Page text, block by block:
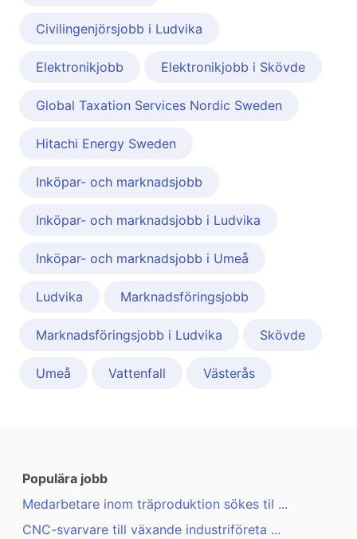
Civilingenjörsjobb i Ludvika
Elektronikjobb Elektronikjobb i Skövde
Global Taxation Services Nordic Sweden
Hitachi Energy Sweden
Inköpar- och marknadsjobb
Inköpar- och marknadsjobb i Ludvika
Inköpar- och marknadsjobb i Umeå
Ludvika Marknadsföringsjobb
Marknadsföringsjobb i Ludvika Skövde
Umeå Vattenfall Västerås
Populära jobb
Medarbetare inom träproduktion sökes til ...
CNC-svarvare till växande industriföreta ...